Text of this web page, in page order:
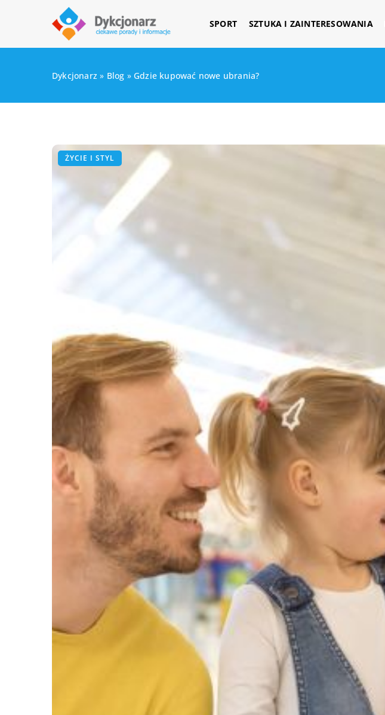
SPORT SZTUKA I ZAINTERESOWANIA
Dykcjonarz » Blog »Gdzie kupować nowe ubrania?
ŻYCIE I STYL